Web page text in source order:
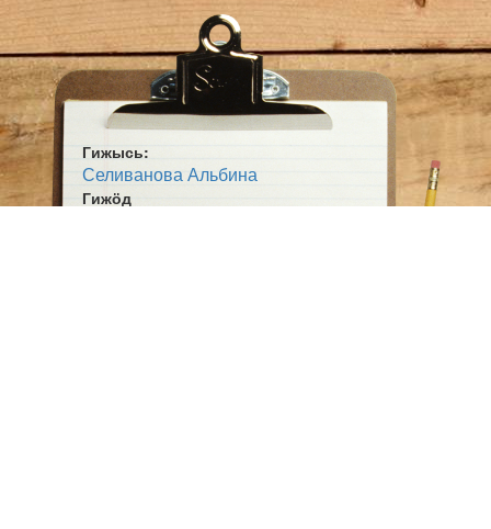
Гижысь:
Селиванова Альбина
Гижӧд